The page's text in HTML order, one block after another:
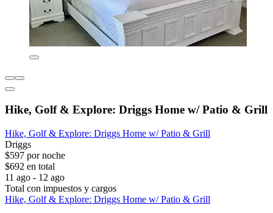
Hike, Golf & Explore: Driggs Home w/ Patio & Grill
Hike, Golf & Explore: Driggs Home w/ Patio & Grill
Driggs
$597 por noche
$692 en total
11 ago - 12 ago
Total con impuestos y cargos
Hike, Golf & Explore: Driggs Home w/ Patio & Grill